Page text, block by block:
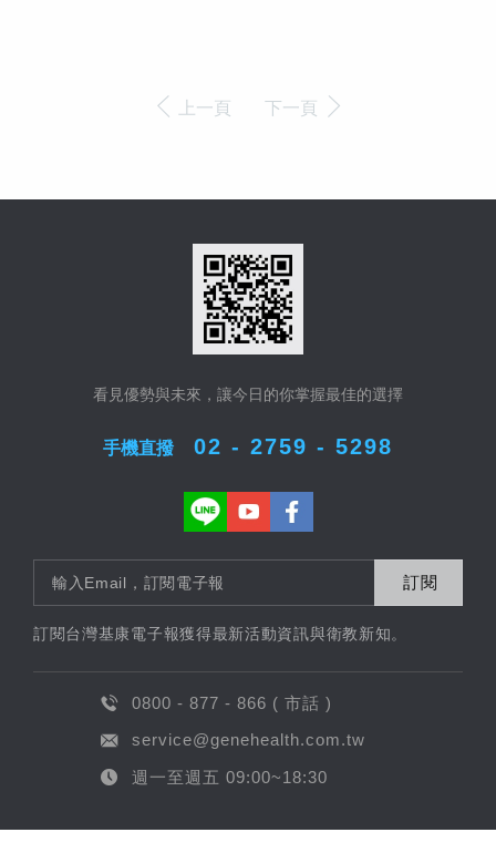
上一頁 下一頁
0800 - 877 - 866 ( 市話 )
service@genehealth.com.tw
週一至週五 09:00~18:30
看見優勢與未來，讓今日的你掌握最佳的選擇
手機直撥 02 - 2759 - 5298
訂閱
訂閱台灣基康電子報獲得最新活動資訊與衛教新知。